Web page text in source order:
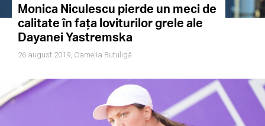
Monica Niculescu pierde un meci de
calitate în fața loviturilor grele ale
Dayanei Yastremska
26 august 2019, Camelia Butuligă